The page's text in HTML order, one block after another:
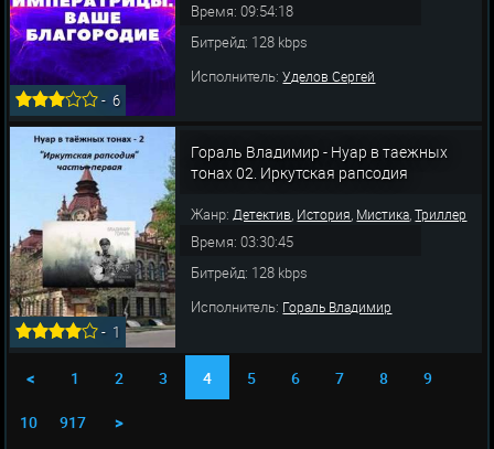
-6
Время: 09:54:18
Битрейд: 128 kbps
Исполнитель:Уделов Сергей
- 1
Гораль Владимир - Нуар в таежных
тонах 02. Иркутская рапсодия
Жанр:Детектив, История, Мистика,Триллер
Время: 03:30:45
Битрейд: 128 kbps
Исполнитель: Гораль Владимир
< 1 2 3 4 5 6 7 8 9
10 917 >